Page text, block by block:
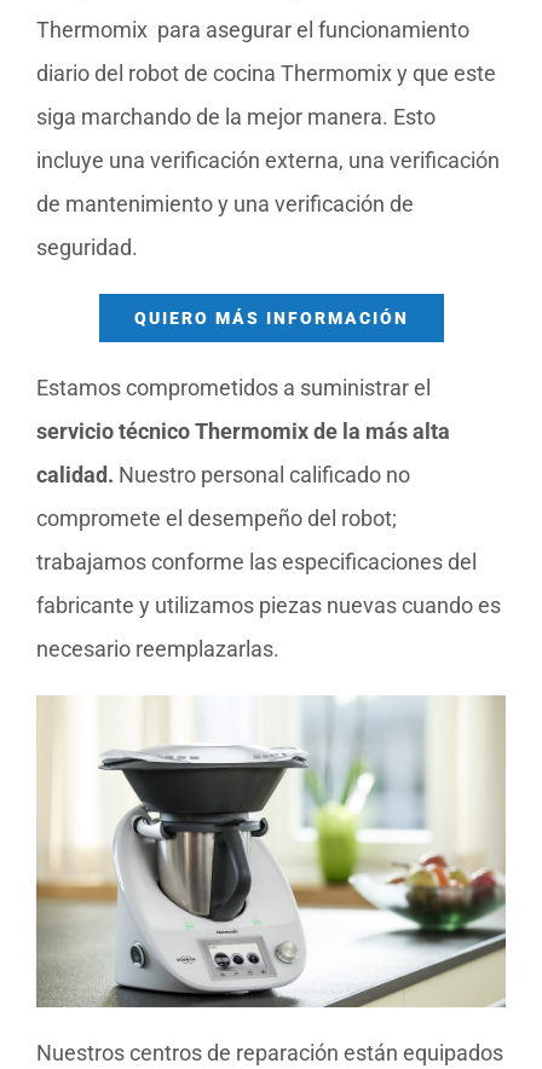
Thermomix para asegurar el funcionamiento
diario del robot de cocina Thermomix y que este
siga marchando de la mejor manera. Esto
incluye una verificación externa, una verificación
de mantenimiento y una verificación de
seguridad.
QUIERO MÁS INFORMACIÓN
Estamos comprometidos a suministrar el
servicio técnico Thermomix de la más alta
calidad. Nuestro personal calificado no
compromete el desempeño del robot;
trabajamos conforme las especificaciones del
fabricante y utilizamos piezas nuevas cuando es
necesario reemplazarlas.
Nuestros centros de reparación están equipados